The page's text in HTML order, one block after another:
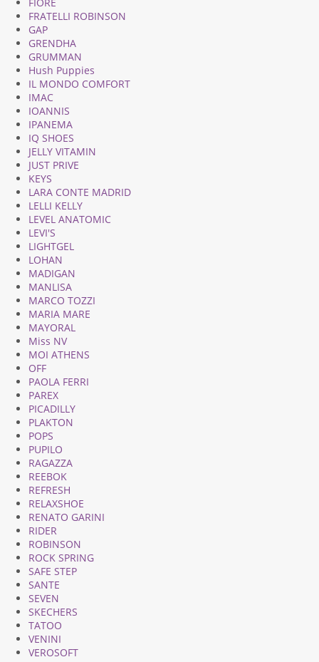
FRATELLI ROBINSON
GAP
GRENDHA
GRUMMAN
Hush Puppies
IL MONDO COMFORT
IMAC
IOANNIS
IPANEMA
IQ SHOES
JELLY VITAMIN
JUST PRIVE
KEYS
LARA CONTE MADRID
LELLI KELLY
LEVEL ANATOMIC
LEVI'S
LIGHTGEL
LOHAN
MADIGAN
MANLISA
MARCO TOZZI
MARIA MARE
MAYORAL
Miss NV
MOI ATHENS
OFF
PAOLA FERRI
PAREX
PICADILLY
PLAKTON
POPS
PUPILO
RAGAZZA
REEBOK
REFRESH
RELAXSHOE
RENATO GARINI
RIDER
ROBINSON
ROCK SPRING
SAFE STEP
SANTE
SEVEN
SKECHERS
TATOO
VENINI
VEROSOFT